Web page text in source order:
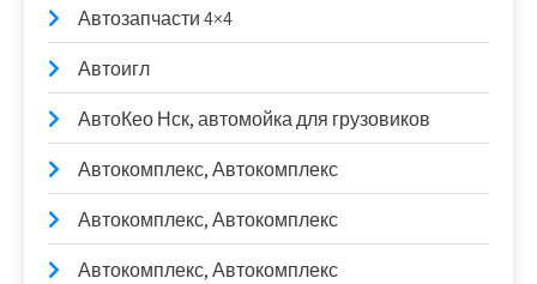
Автозапчасти 4×4
Автоигл
АвтоКео Нск, автомойка для грузовиков
Автокомплекс, Автокомплекс
Автокомплекс, Автокомплекс
Автокомплекс, Автокомплекс